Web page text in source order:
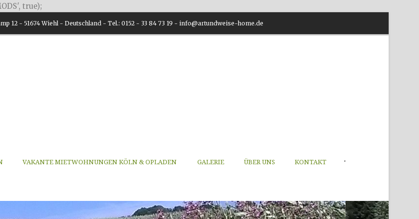
true);
12 - 51674 Wiehl - Deutschland - Tel.: 0152 - 33 84 73 19 - info@artundweise-home.de
VAKANTE MIETWOHNUNGEN KÖLN & OPLADEN GALERIE ÜBER UNS KONTAKT •